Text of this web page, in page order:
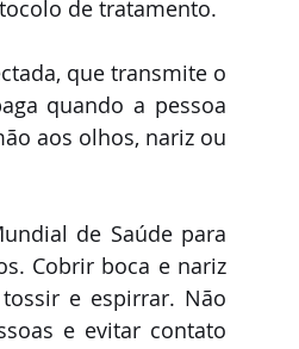
de tratamento.
que transmite o
quando a pessoa
aos olhos, nariz ou
de Saúde para
Cobrir boca e nariz
e espirrar. Não
e evitar contato